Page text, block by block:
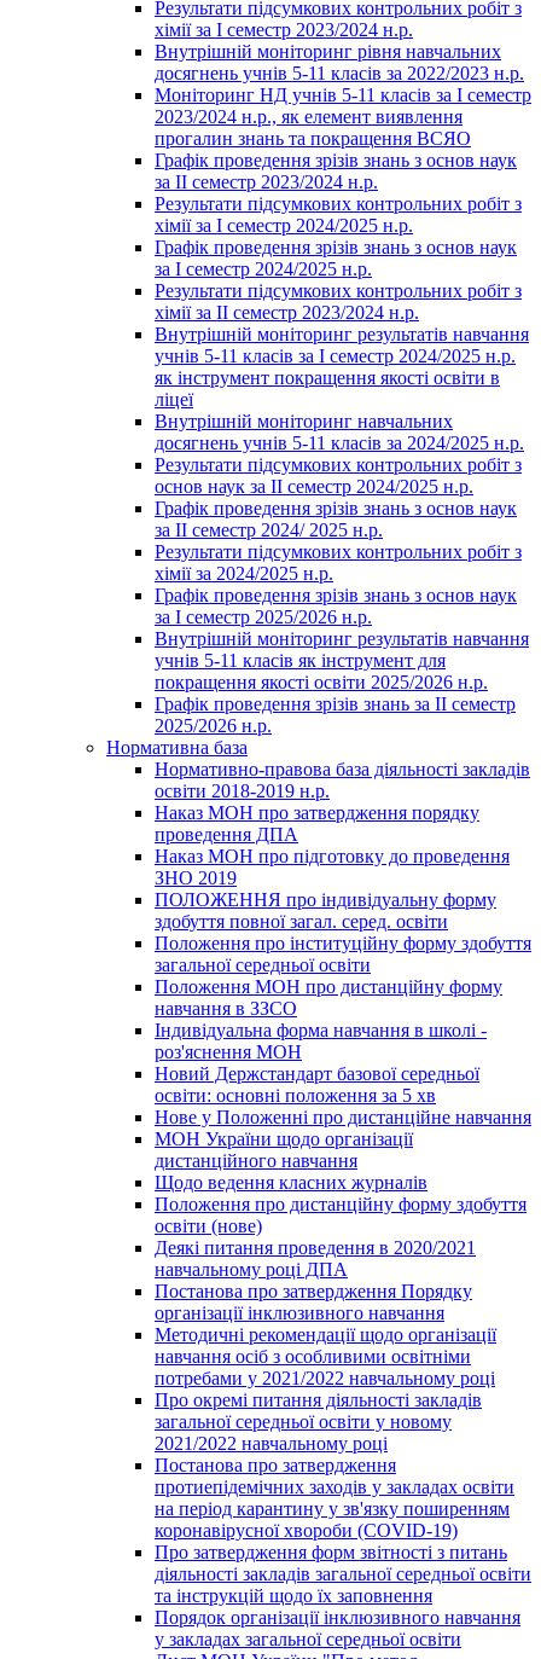
Результати підсумкових контрольних робіт з
хімії за І семестр 2023/2024 н.р.
Внутрішній моніторинг рівня навчальних
досягнень учнів 5-11 класів за 2022/2023 н.р.
Моніторинг НД учнів 5-11 класів за І семестр
2023/2024 н.р., як елемент виявлення
прогалин знань та покращення ВСЯО
Графік проведення зрізів знань з основ наук
за ІІ семестр 2023/2024 н.р.
Результати підсумкових контрольних робіт з
хімії за І семестр 2024/2025 н.р.
Графік проведення зрізів знань з основ наук
за І семестр 2024/2025 н.р.
Результати підсумкових контрольних робіт з
хімії за ІІ семестр 2023/2024 н.р.
Внутрішній моніторинг результатів навчання
учнів 5-11 класів за І семестр 2024/2025 н.р.
як інструмент покращення якості освіти в
ліцеї
Внутрішній моніторинг навчальних
досягнень учнів 5-11 класів за 2024/2025 н.р.
Результати підсумкових контрольних робіт з
основ наук за ІІ семестр 2024/2025 н.р.
Графік проведення зрізів знань з основ наук
за ІІ семестр 2024/ 2025 н.р.
Результати підсумкових контрольних робіт з
хімії за 2024/2025 н.р.
Графік проведення зрізів знань з основ наук
за І семестр 2025/2026 н.р.
Внутрішній моніторинг результатів навчання
учнів 5-11 класів як інструмент для
покращення якості освіти 2025/2026 н.р.
Графік проведення зрізів знань за ІІ семестр
2025/2026 н.р.
Нормативна база
Нормативно-правова база діяльності закладів
освіти 2018-2019 н.р.
Наказ МОН про затвердження порядку
проведення ДПА
Наказ МОН про підготовку до проведення
ЗНО 2019
ПОЛОЖЕННЯ про індивідуальну форму
здобуття повної загал. серед. освіти
Положення про інституційну форму здобуття
загальної середньої освіти
Положення МОН про дистанційну форму
навчання в ЗЗСО
Індивідуальна форма навчання в школі -
роз'яснення МОН
Новий Держстандарт базової середньої
освіти: основні положення за 5 хв
Нове у Положенні про дистанційне навчання
МОН України щодо організації
дистанційного навчання
Щодо ведення класних журналів
Положення про дистанційну форму здобуття
освіти (нове)
Деякі питання проведення в 2020/2021
навчальному році ДПА
Постанова про затвердження Порядку
організації інклюзивного навчання
Методичні рекомендації щодо організації
навчання осіб з особливими освітніми
потребами у 2021/2022 навчальному році
Про окремі питання діяльності закладів
загальної середньої освіти у новому
2021/2022 навчальному році
Постанова про затвердження
протиепідемічних заходів у закладах освіти
на період карантину у зв'язку поширенням
коронавірусної хвороби (COVID-19)
Про затвердження форм звітності з питань
діяльності закладів загальної середньої освіти
та інструкцій щодо їх заповнення
Порядок організації інклюзивного навчання
у закладах загальної середньої освіти